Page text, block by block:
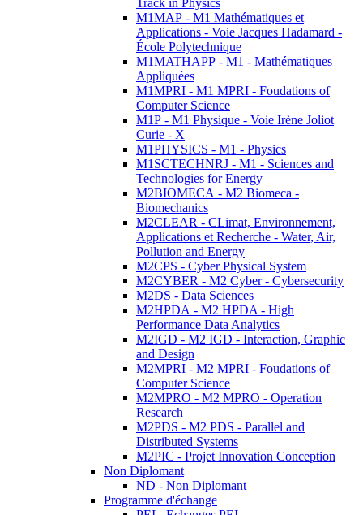
Track in Physics
M1MAP - M1 Mathématiques et
Applications - Voie Jacques Hadamard -
École Polytechnique
M1MATHAPP - M1 - Mathématiques
Appliquées
M1MPRI - M1 MPRI - Foudations of
Computer Science
M1P - M1 Physique - Voie Irène Joliot
Curie - X
M1PHYSICS - M1 - Physics
M1SCTECHNRJ - M1 - Sciences and
Technologies for Energy
M2BIOMECA - M2 Biomeca -
Biomechanics
M2CLEAR - CLimat, Environnement,
Applications et Recherche - Water, Air,
Pollution and Energy
M2CPS - Cyber Physical System
M2CYBER - M2 Cyber - Cybersecurity
M2DS - Data Sciences
M2HPDA - M2 HPDA - High
Performance Data Analytics
M2IGD - M2 IGD - Interaction, Graphic
and Design
M2MPRI - M2 MPRI - Foudations of
Computer Science
M2MPRO - M2 MPRO - Operation
Research
M2PDS - M2 PDS - Parallel and
Distributed Systems
M2PIC - Projet Innovation Conception
Non Diplomant
ND - Non Diplomant
Programme d'échange